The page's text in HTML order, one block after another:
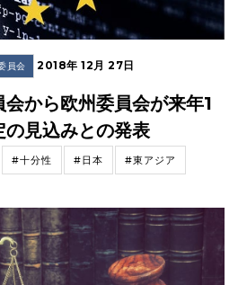
員会 2018年 12月 27日
から欧州委員会が来年1
の見込みとの発表
#十分性 #日本 #東アジア